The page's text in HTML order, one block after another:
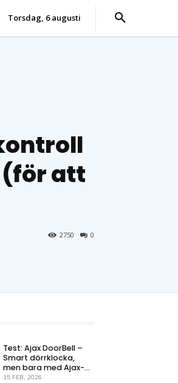
torsdag, 6 augusti
(för att
0
2750
Test: Ajax DoorBell –
Smart dörrklocka,
men bara med Ajax-
systemet
15 FEB, 2026